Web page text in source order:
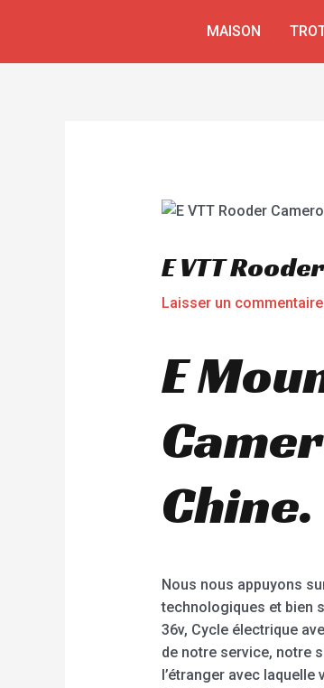
MAISON
E VTT
Laisser un commentaire
E
Chine.
Nous nous appuyons
technologiques et bien
36v, Cycle électrique
de notre service, notre
l’étranger avec